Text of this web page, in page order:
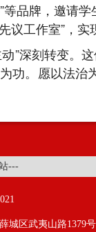
品牌，邀请
工作室”，实
”深刻转变。
功。愿以法
城区武夷山路1379